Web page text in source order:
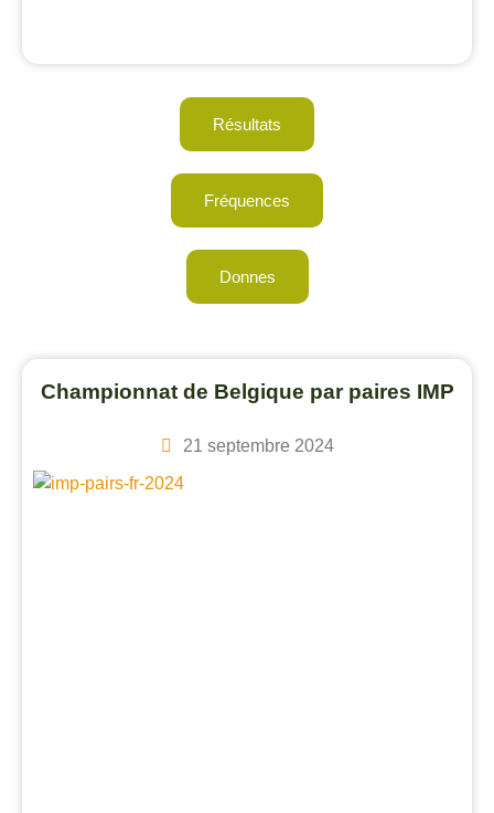
Résultats
Fréquences
Donnes
Championnat de Belgique par paires IMP
21 septembre 2024